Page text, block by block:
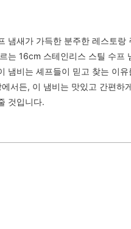
냄새가 가득한 분주한 레스토랑
는 16cm 스테인리스 스틸 수프
냄비는 셰프들이 믿고 찾는 이
서든, 이 냄비는 맛있고 간편하
것입니다.